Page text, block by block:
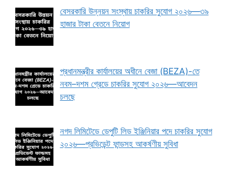
বেসরকারি উন্নয়ন সংস্থায় চাকরির সুযোগ ২০২৬—৩৯
হাজার টাকা বেতনে নিয়োগ
প্রধানমন্ত্রীর কার্যালয়ের অধীনে বেজা (BEZA)-তে
নবম–দশম গ্রেডে চাকরির সুযোগ ২০২৬—আবেদন
চলছে
নগদ লিমিটেডে ডেপুটি লিড ইঞ্জিনিয়ার পদে চাকরির সুযোগ
২০২৬—প্রভিডেন্ট ফান্ডসহ আকর্ষণীয় সুবিধা